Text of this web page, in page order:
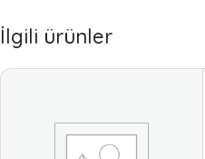
İlgili ürünler